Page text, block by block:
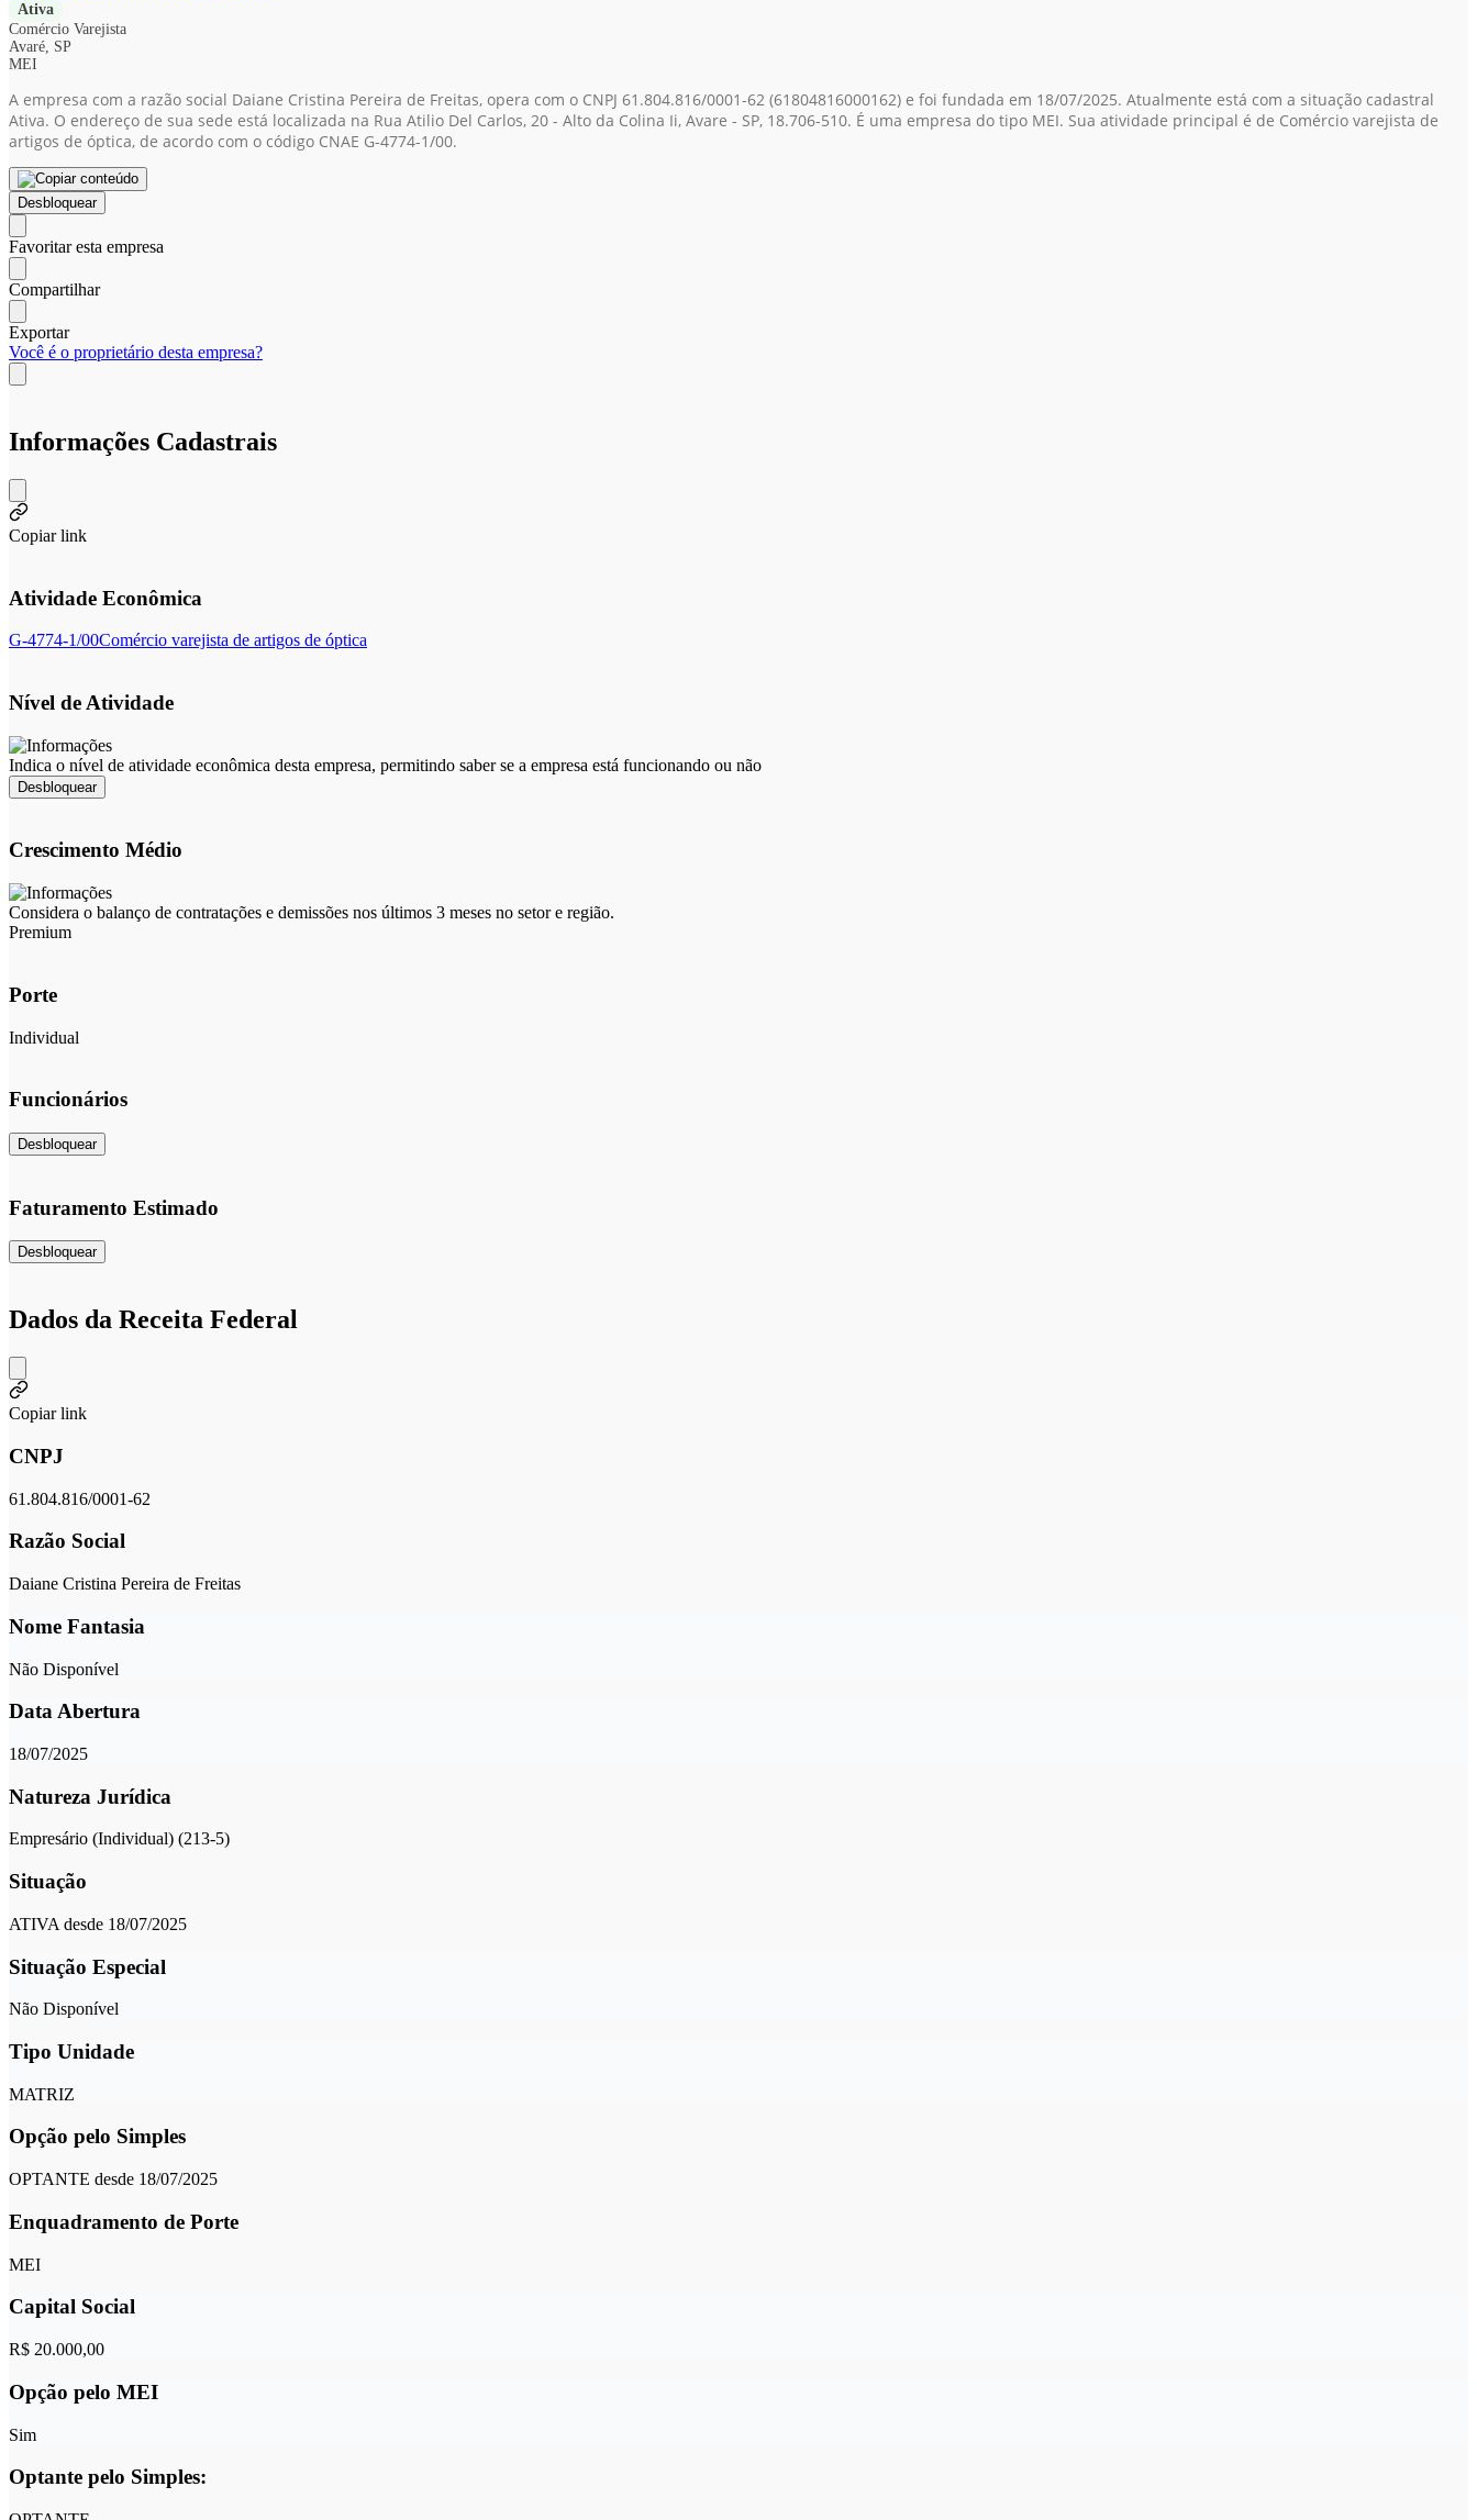
Ativa
Comércio Varejista
Avaré, SP
MEI
A empresa com a razão social Daiane Cristina Pereira de Freitas, opera com o CNPJ 61.804.816/0001-62 (61804816000162) e foi fundada em 18/07/2025. Atualmente está com a situação cadastral
Ativa. O endereço de sua sede está localizada na Rua Atilio Del Carlos, 20 - Alto da Colina Ii, Avare - SP, 18.706-510. É uma empresa do tipo MEI. Sua atividade principal é de Comércio varejista de
artigos de óptica, de acordo com o código CNAE G-4774-1/00.
Desbloquear
Favoritar esta empresa
Compartilhar
Exportar
Você é o proprietário desta empresa?
Informações Cadastrais
Copiar link
Atividade Econômica
G-4774-1/00Comércio varejista de artigos de óptica
Nível de Atividade
Indica o nível de atividade econômica desta empresa, permitindo saber se a empresa está funcionando ou não
Desbloquear
Crescimento Médio
Considera o balanço de contratações e demissões nos últimos 3 meses no setor e região.
Premium
Porte
Individual
Funcionários
Desbloquear
Faturamento Estimado
Desbloquear
Dados da Receita Federal
Copiar link
CNPJ
61.804.816/0001-62
Razão Social
Daiane Cristina Pereira de Freitas
Nome Fantasia
Não Disponível
Data Abertura
18/07/2025
Natureza Jurídica
Empresário (Individual) (213-5)
Situação
ATIVA desde 18/07/2025
Situação Especial
Não Disponível
Tipo Unidade
MATRIZ
Opção pelo Simples
OPTANTE desde 18/07/2025
Enquadramento de Porte
MEI
Capital Social
R$ 20.000,00
Opção pelo MEI
Sim
Optante pelo Simples: